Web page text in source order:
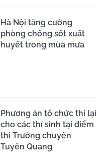
Hà Nội tăng cường
phòng chống sốt xuất
huyết trong mùa mưa
Phương án tổ chức thi lại
cho các thí sinh tại điểm
thi Trường chuyên
Tuyên Quang